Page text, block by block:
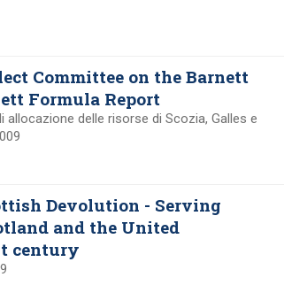
Committee on the Barnett
Formula Report
delle risorse di Scozia, Galles e
Devolution - Serving
and the United
century